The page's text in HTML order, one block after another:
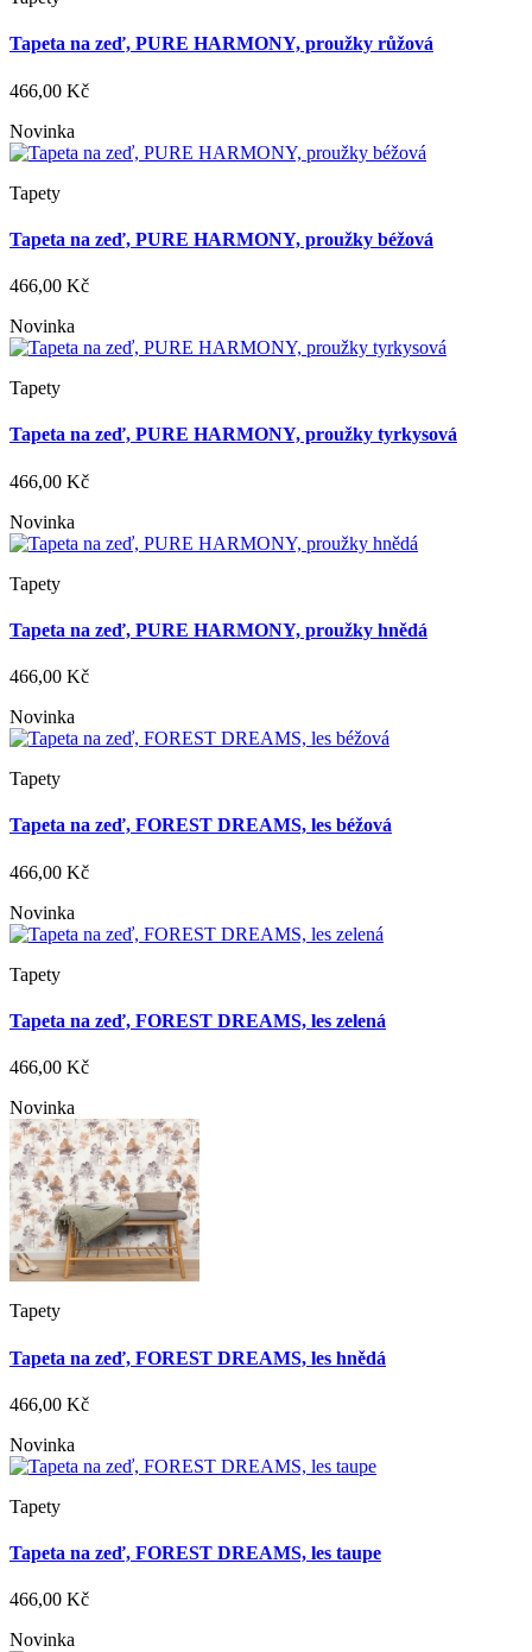
Tapeta na zeď, PURE HARMONY, proužky růžová
466,00 Kč
Novinka
Tapety
Tapeta na zeď, PURE HARMONY, proužky béžová
466,00 Kč
Novinka
Tapety
Tapeta na zeď, PURE HARMONY, proužky tyrkysová
466,00 Kč
Novinka
Tapety
Tapeta na zeď, PURE HARMONY, proužky hnědá
466,00 Kč
Novinka
Tapety
Tapeta na zeď, FOREST DREAMS, les béžová
466,00 Kč
Novinka
Tapety
Tapeta na zeď, FOREST DREAMS, les zelená
466,00 Kč
Novinka
Tapety
Tapeta na zeď, FOREST DREAMS, les hnědá
466,00 Kč
Novinka
Tapety
Tapeta na zeď, FOREST DREAMS, les taupe
466,00 Kč
Novinka